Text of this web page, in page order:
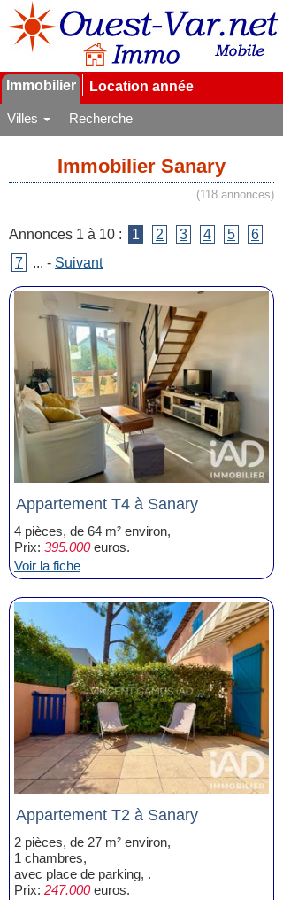
Immobilier Location année
Villes Recherche
Immobilier Sanary
(118 annonces)
Annonces 1 à 10 : 1 2 3 4 5
6
7
... - Suivant
Appartement T4 à Sanary
4 pièces, de 64 m² environ,
Prix: 395.000euros.
Voir la fiche
Appartement T2 à Sanary
2 pièces, de 27 m² environ,
1 chambres,
avec place de parking, .
Prix: 247.000euros.